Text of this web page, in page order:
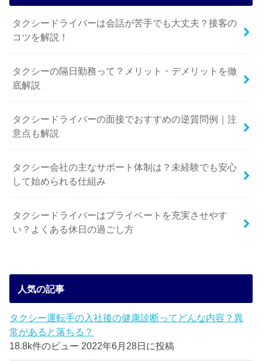
タクシードライバーは会話が苦手でも大丈夫？接客の
コツを解説！
タクシーの隔日勤務って？メリット・デメリットを徹
底解説
タクシードライバーの面接でおすすめの逆質問例｜注
意点も解説
タクシー会社の主なサポート体制は？未経験でも安心
して始められる仕組み
タクシードライバーはプライベートを充実させやす
い？よくある休日の過ごし方
人気の記事
タクシー運転手の入社後の健康診断ってどんな内容？異
常があると落ちる？
18.8k件のビュー 2022年6月28日に投稿